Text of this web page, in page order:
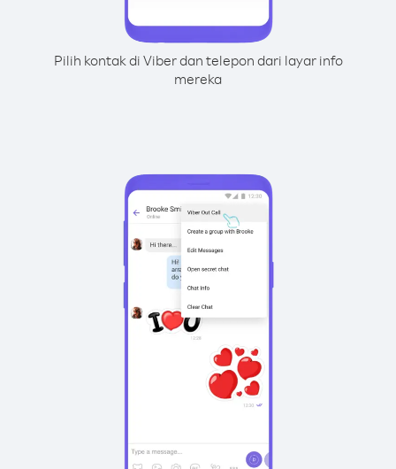
Pilih kontak di Viber dan telepon dari layar info
mereka